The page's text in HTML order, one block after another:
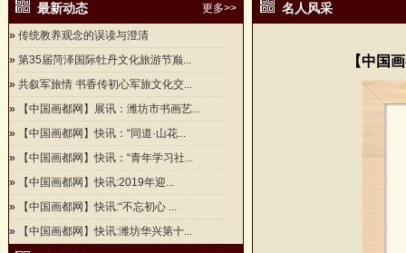
最新动态 更多>>
» 传统教养观念的误读与澄清
» 第35届菏泽国际牡丹文化旅游节巅...
» 共叙军旅情 书香传初心军旅文化交...
»
【中国画都网】展讯：潍坊市书画艺...
»
【中国画都网】快讯：“同道·山花...
»
【中国画都网】快讯：“青年学习社...
»
【中国画都网】快讯:2019年迎...
»
【中国画都网】快讯:“不忘初心 ...
»
【中国画都网】快讯:潍坊华兴第十...
名人风采
【中国